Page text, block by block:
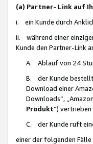
(a) Partner- Link auf
i. ein Kunde durch
ii. während einer
Kunde den Partner-Link
A. Ablauf von 24
B. der Kunde bestellt
Download einer
Downloads“,
Produkt“)
C. der Kunde ruft
einer der folgenden